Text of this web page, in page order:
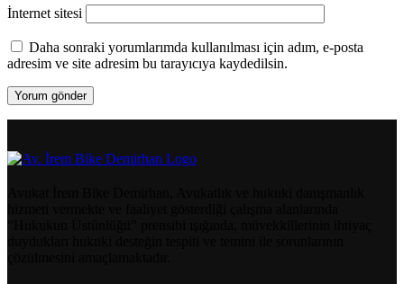
İnternet sitesi
Daha sonraki yorumlarımda kullanılması için adım, e-posta
adresim ve site adresim bu tarayıcıya kaydedilsin.